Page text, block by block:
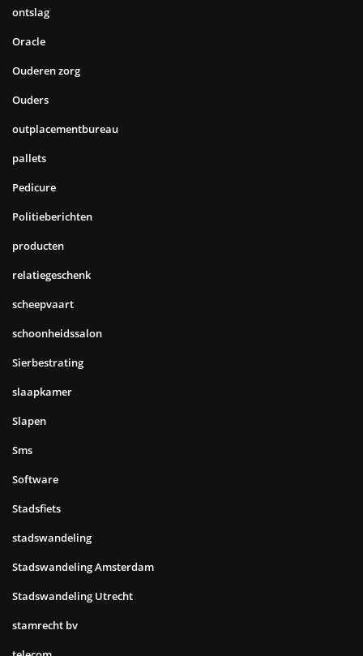
ontslag
Oracle
Ouderen zorg
Ouders
outplacementbureau
pallets
Pedicure
Politieberichten
producten
relatiegeschenk
scheepvaart
schoonheidssalon
Sierbestrating
slaapkamer
Slapen
Sms
Software
Stadsfiets
stadswandeling
Stadswandeling Amsterdam
Stadswandeling Utrecht
stamrecht bv